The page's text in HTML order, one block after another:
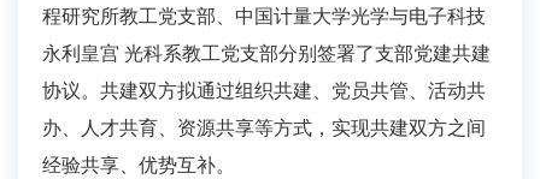
程研究所教工党支部、中国计量大学光学与电子科技
永利皇宫 光科系教工党支部分别签署了支部党建共建
协议。共建双方拟通过组织共建、党员共管、活动共
办、人才共育、资源共享等方式，实现共建双方之间
经验共享、优势互补。